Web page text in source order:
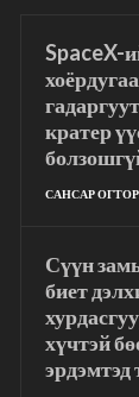
SpaceX-
кратер
САНСАР
Сүүн
биет
хүчтэй
эрдэмтэд